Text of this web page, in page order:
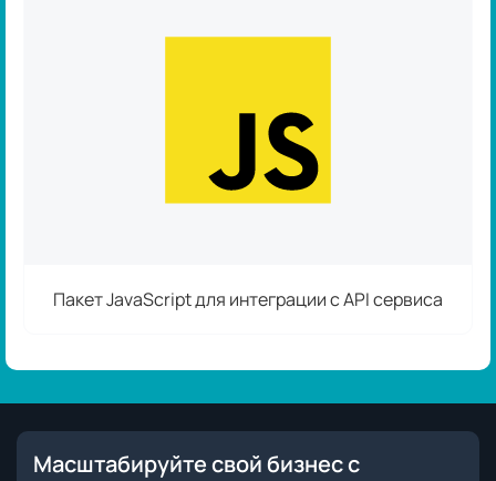
Пакет JavaScript для интеграции с API сервиса
Масштабируйте свой бизнес с